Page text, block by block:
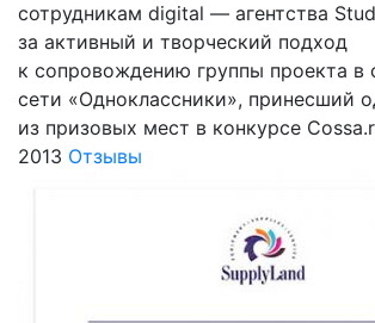
сотрудникам digital — агентства
за активный и творческий подход
к сопровождению группы проекта в
сети «Одноклассники», принесший
из призовых мест в конкурсе
2013 Отзывы